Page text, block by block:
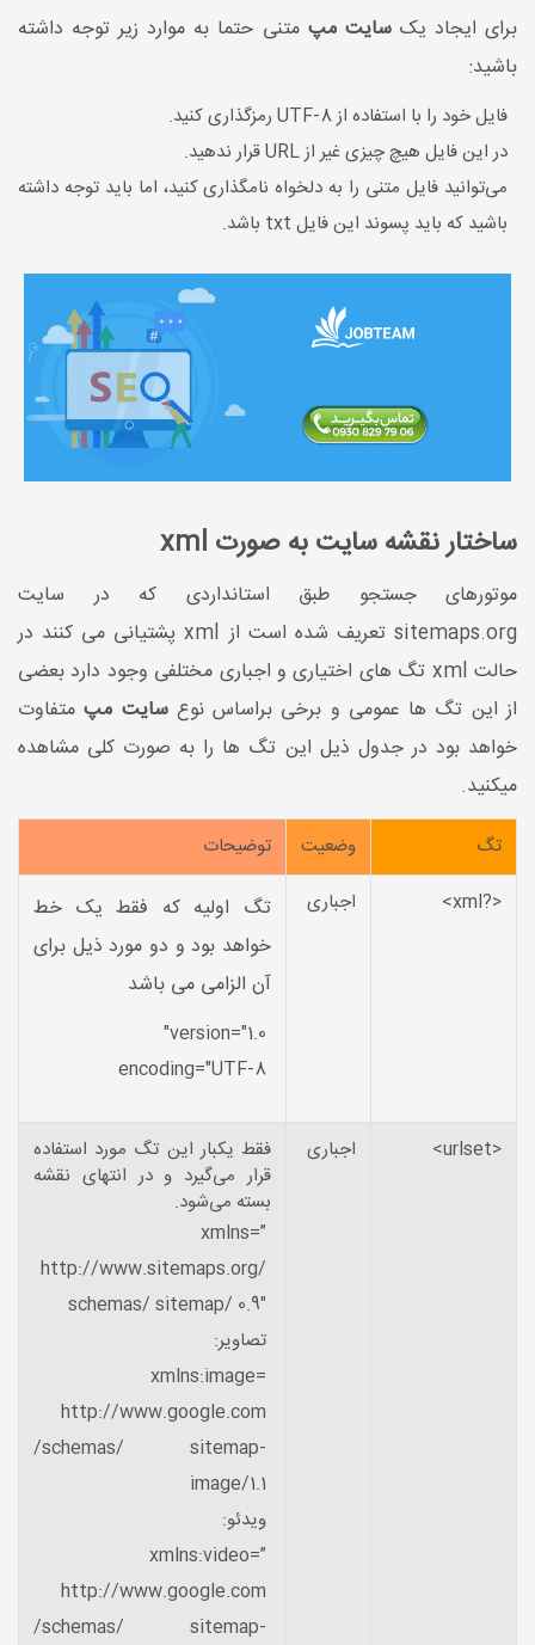
برای ایجاد یکسایت مپ متنی حتما به موارد زیر توجه داشته
باشید:
فایل خود را با استفاده از UTF-8 رمزگذاری کنید.
در این فایل هیچ چیزی غیر از URL قرار ندهید.
می‌توانید فایل متنی را به دلخواه نامگذاری کنید، اما باید توجه داشته
باشید که باید پسوند این فایل txt باشد.
ساختار نقشه سایت به صورت xml
موتورهای جستجو طبق استانداردی که در سایت
sitemaps.org تعریف شده است از xml پشتیانی می کنند در
حالت xml تگ های اختیاری و اجباری مختلفی وجود دارد بعضی
از این تگ ها عمومی و برخی براساس نوعسایت مپمتفاوت
خواهد بود در جدول ذیل این تگ ها را به صورت کلی مشاهده
میکنید.
تگ وضعیت
توضیحات
<?xml>
اجباری
تگ اولیه که فقط یک خط
خواهد بود و دو مورد ذیل برای
آن الزامی می باشد
version="1.0"
encoding="UTF-8
<urlset> اجباری
فقط یکبار این تگ مورد استفاده
قرار می‌گیرد و در انتهای نقشه
بسته می‌شود.
xmlns=”
http://www.sitemaps.org/
schemas/ sitemap/ 0.9″
تصاویر:
xmlns:image=
http://www.google.com
/schemas/ sitemap-
image/1.1
ویدئو:
xmlns:video=”
http://www.google.com
/schemas/ sitemap-